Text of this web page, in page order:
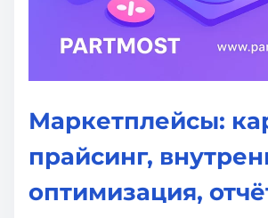
Маркетплейсы:
прайсинг,
оптимизация,